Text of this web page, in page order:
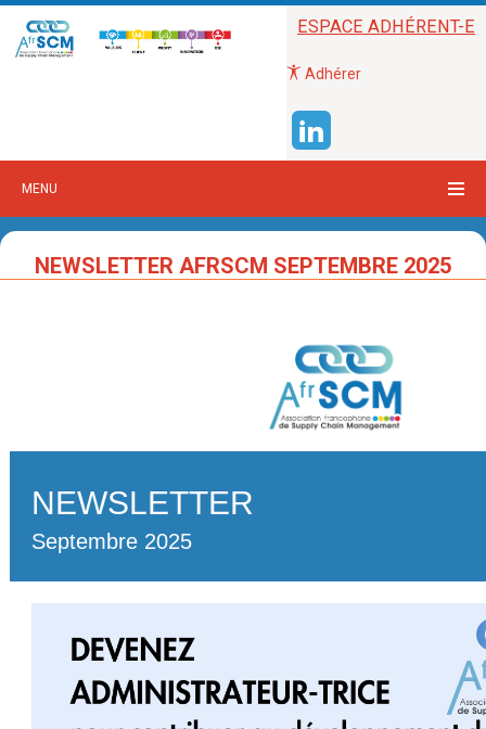
ESPACE ADHÉRENT-E
Adhérer
MENU
NEWSLETTER AFRSCM SEPTEMBRE 2025
NEWSLETTER
Septembre 2025